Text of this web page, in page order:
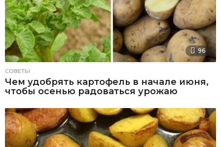
96
СОВЕТЫ
Чем удобрять картофель в начале июня,
чтобы осенью радоваться урожаю